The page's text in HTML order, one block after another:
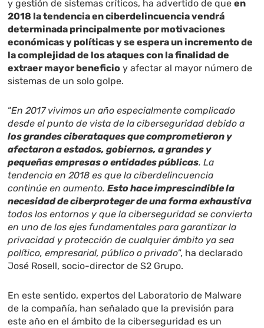
y gestión de sistemas críticos, ha advertido de queen
2018 la tendencia en ciberdelincuencia vendrá
determinada principalmente por motivaciones
económicas y políticas y se espera un incremento de
la complejidad de los ataques con la finalidad de
extraer mayor beneficio y afectar al mayor número de
sistemas de un solo golpe.
“En 2017 vivimos un año especialmente complicado
desde el punto de vista de la ciberseguridad debido a
los grandes ciberataques que comprometieron y
afectaron a estados, gobiernos, a grandes y
pequeñas empresas o entidades públicas. La
tendencia en 2018 es que la ciberdelincuencia
continúe en aumento.Esto hace imprescindible la
necesidad de ciberproteger de una forma exhaustiva
todos los entornos y que la ciberseguridad se convierta
en uno de los ejes fundamentales para garantizar la
privacidad y protección de cualquier ámbito ya sea
político, empresarial, público o privado”, ha declarado
José Rosell, socio-director de S2 Grupo.
En este sentido, expertos del Laboratorio de Malware
de la compañía, han señalado que la previsión para
este año en el ámbito de la ciberseguridad es un